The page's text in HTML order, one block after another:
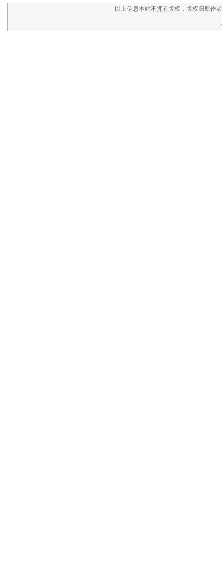
以上信息本站不拥有版权，版权归原作